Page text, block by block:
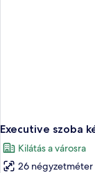
Executive szoba
Kilátás a városra
26 négyzetméter